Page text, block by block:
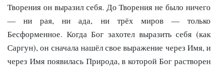
Творения он выразил себя. До Творения не было ничего
— ни рая, ни ада, ни трёх миров — только
Бесформенное. Когда Бог захотел выразить себя (как
Саргун), он сначала нашёл свое выражение через Имя, и
через Имя появилась Природа, в которой Бог растворен